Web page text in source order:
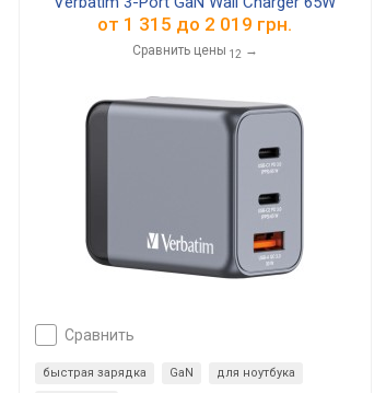
от 1 315 до 2 019 грн.
Сравнить цены 12 →
сравнить
быстрая зарядка GaN
для ноутбука